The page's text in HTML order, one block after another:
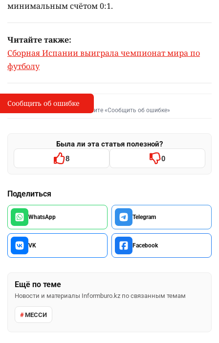
минимальным счётом 0:1.
Читайте также:
Сборная Испании выиграла чемпионат мира по
футболу
I
Сообщить об опечатке
Выделите фрагмент и нажмите «Сообщить об ошибке»
Была ли эта статья полезной?
8 0
Поделиться
WhatsApp Telegram
VK Facebook
Ещё по теме
Новости и материалы Informburo.kz по связанным темам
МЕССИ
Сообщить об ошибке